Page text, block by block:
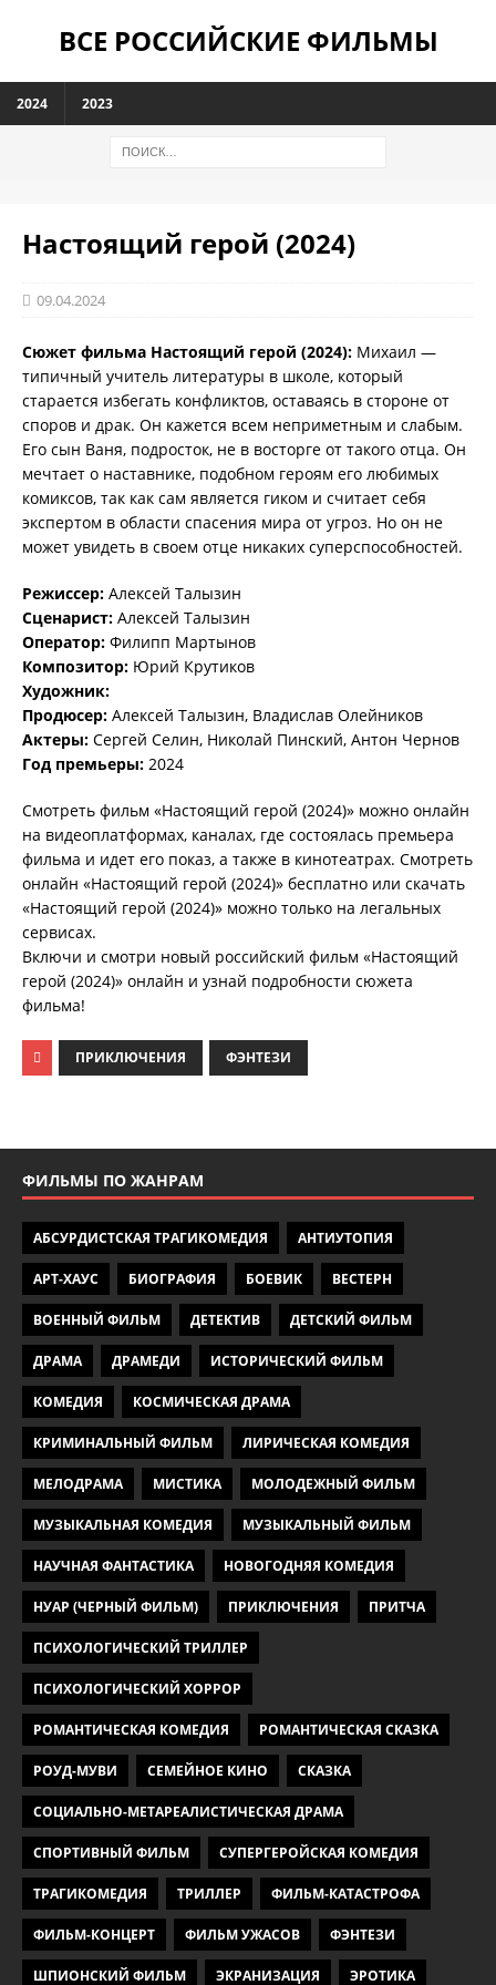
ВСЕ РОССИЙСКИЕ ФИЛЬМЫ
2024 2023
Настоящий герой (2024)
09.04.2024
Сюжет фильма Настоящий герой (2024): Михаил —
типичный учитель литературы в школе, который
старается избегать конфликтов, оставаясь в стороне от
споров и драк. Он кажется всем неприметным и слабым.
Его сын Ваня, подросток, не в восторге от такого отца. Он
мечтает о наставнике, подобном героям его любимых
комиксов, так как сам является гиком и считает себя
экспертом в области спасения мира от угроз. Но он не
может увидеть в своем отце никаких суперспособностей.
Режиссер: Алексей Талызин
Сценарист: Алексей Талызин
Оператор: Филипп Мартынов
Композитор: Юрий Крутиков
Художник:
Продюсер: Алексей Талызин, Владислав Олейников
Актеры: Сергей Селин, Николай Пинский, Антон Чернов
Год премьеры: 2024
Смотреть фильм «Настоящий герой (2024)» можно онлайн
на видеоплатформах, каналах, где состоялась премьера
фильма и идет его показ, а также в кинотеатрах. Смотреть
онлайн «Настоящий герой (2024)» бесплатно или скачать
«Настоящий герой (2024)» можно только на легальных
сервисах.
Включи и смотри новый российский фильм «Настоящий
герой (2024)» онлайн и узнай подробности сюжета
фильма!
ПРИКЛЮЧЕНИЯ ФЭНТЕЗИ
ФИЛЬМЫ ПО ЖАНРАМ
АБСУРДИСТСКАЯ ТРАГИКОМЕДИЯ АНТИУТОПИЯ
АРТ-ХАУС БИОГРАФИЯ БОЕВИК ВЕСТЕРН
ВОЕННЫЙ ФИЛЬМ ДЕТЕКТИВ ДЕТСКИЙ ФИЛЬМ
ДРАМА ДРАМЕДИ ИСТОРИЧЕСКИЙ ФИЛЬМ
КОМЕДИЯ КОСМИЧЕСКАЯ ДРАМА
КРИМИНАЛЬНЫЙ ФИЛЬМ ЛИРИЧЕСКАЯ КОМЕДИЯ
МЕЛОДРАМА МИСТИКА МОЛОДЕЖНЫЙ ФИЛЬМ
МУЗЫКАЛЬНАЯ КОМЕДИЯ МУЗЫКАЛЬНЫЙ ФИЛЬМ
НАУЧНАЯ ФАНТАСТИКА НОВОГОДНЯЯ КОМЕДИЯ
НУАР (ЧЕРНЫЙ ФИЛЬМ) ПРИКЛЮЧЕНИЯ ПРИТЧА
ПСИХОЛОГИЧЕСКИЙ ТРИЛЛЕР
ПСИХОЛОГИЧЕСКИЙ ХОРРОР
РОМАНТИЧЕСКАЯ КОМЕДИЯ РОМАНТИЧЕСКАЯ СКАЗКА
РОУД-МУВИ СЕМЕЙНОЕ КИНО СКАЗКА
СОЦИАЛЬНО-МЕТАРЕАЛИСТИЧЕСКАЯ ДРАМА
СПОРТИВНЫЙ ФИЛЬМ СУПЕРГЕРОЙСКАЯ КОМЕДИЯ
ТРАГИКОМЕДИЯ ТРИЛЛЕР ФИЛЬМ-КАТАСТРОФА
ФИЛЬМ-КОНЦЕРТ ФИЛЬМ УЖАСОВ ФЭНТЕЗИ
ШПИОНСКИЙ ФИЛЬМ ЭКРАНИЗАЦИЯ ЭРОТИКА